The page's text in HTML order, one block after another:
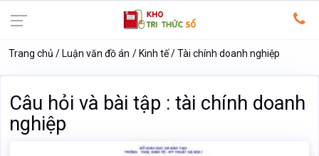
Trang chủ Luận văn đồ án Kinh tế Tài chính doanh nghiệp
Câu hỏi và bài tập : tài chính doanh
nghiệp